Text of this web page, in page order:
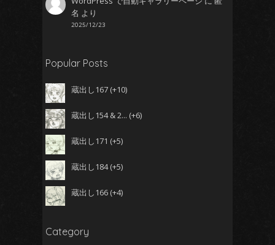
名 より
2025/12/23
Popular Posts
蔵出し167 +10
蔵出し154 & 2... +6
蔵出し171 +5
蔵出し184 +5
蔵出し166 +4
Category